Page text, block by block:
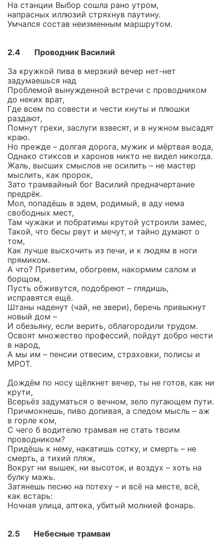
На станции Выбор сошла рано утром,
напрасных иллюзий стряхнув паутину.
Умчался состав неизменным маршрутом.
2.4 Проводник Василий
За кружкой пива в мерзкий вечер нет-нет
задумаешься над
Проблемой вынужденной встречи с проводником
до неких врат,
Где всем по совести и чести кнуты и плюшки
раздают,
Помнут грехи, заслуги взвесят, и в нужном высадят
краю.
Но прежде – долгая дорога, мужик и мёртвая вода,
Однако стиксов и харонов никто не видел никогда.
Жаль, высших смыслов не осилить – не мастер
мыслить, как пророк,
Зато трамвайный бог Василий предначертание
предрёк.
Мол, попадёшь в эдем, родимый, в аду нема
свободных мест,
Там чужаки и побратимы крутой устроили замес,
Такой, что бесы рвут и мечут, и тайно думают о
том,
Как лучше выскочить из печи, и к людям в ноги
прямиком.
А что? Приветим, обогреем, накормим салом и
борщом,
Пусть обживутся, подобреют – глядишь,
исправятся ещё.
Штаны наденут (чай, не звери), беречь привыкнут
новый дом –
И обезьяну, если верить, облагородили трудом.
Освоят множество профессий, пойдут добро нести
в народ,
А мы им – пенсии отвесим, страховки, полисы и
МРОТ.
Дождём по носу щёлкнет вечер, ты не готов, как ни
крути,
Всерьёз задуматься о вечном, зело пугающем пути.
Причмокнешь, пиво допивая, а следом мысль – аж
в горле ком,
С чего б водителю трамвая не стать твоим
проводником?
Придёшь к нему, накатишь сотку, и смерть – не
смерть, а тихий пляж,
Вокруг ни вышек, ни высоток, и воздух – хоть на
булку мажь.
Затянешь песню на потеху – и всё на месте, всё,
как встарь:
Ночная улица, аптека, убитый молнией фонарь.
2.5 Небесные трамваи